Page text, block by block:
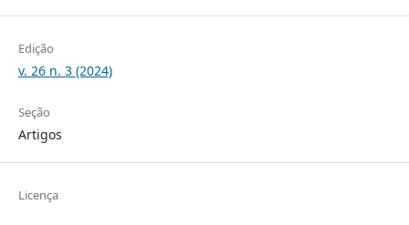
Edição
v. 26 n. 3 (2024)
Seção
Artigos
Licença